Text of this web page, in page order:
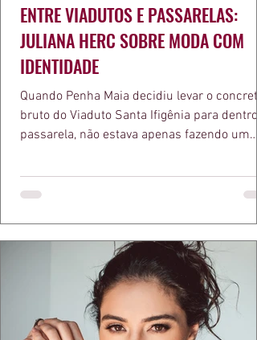
ENTRE VIADUTOS E PASSARELAS:
JULIANA HERC SOBRE MODA COM
IDENTIDADE
Quando Penha Maia decidiu levar o concreto
bruto do Viaduto Santa Ifigênia para dentro
passarela, não estava apenas fazendo um
a apresentadora e influenciadora Juliana
defende há tempos, o de que moda
estruturas geométricas, volumes
aquele concreto aparente típico da
arquitetura paulistana em peças de vestir,